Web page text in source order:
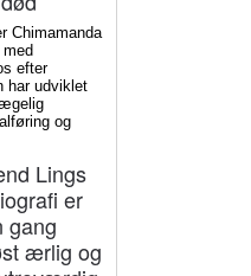
Chimamanda
efter
har udviklet
og